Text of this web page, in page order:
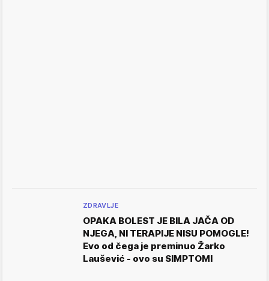
ZDRAVLJE
OPAKA BOLEST JE BILA JAČA OD
NJEGA, NI TERAPIJE NISU POMOGLE!
Evo od čega je preminuo Žarko
Laušević - ovo su SIMPTOMI